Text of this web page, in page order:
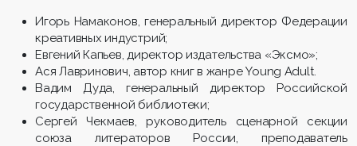
Игорь Намаконов, генеральный директор Федерации
креативных индустрий;
Евгений Капьев, директор издательства «Эксмо»;
Ася Лавринович, автор книг в жанре Young Adult.
Вадим Дуда, генеральный директор Российской
государственной библиотеки;
Сергей Чекмаев, руководитель сценарной секции
союза литераторов России, преподаватель